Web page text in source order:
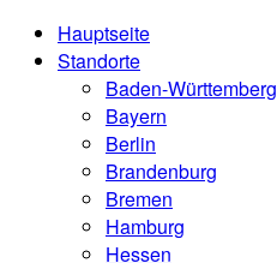
Hauptseite
Standorte
Baden-Württemberg
Bayern
Berlin
Brandenburg
Bremen
Hamburg
Hessen